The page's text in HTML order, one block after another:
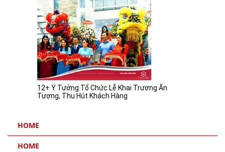
12+ Ý Tưởng Tổ Chức Lễ Khai Trương Ấn
Tượng, Thu Hút Khách Hàng
HOME
HOME